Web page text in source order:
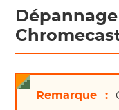
Remarque :